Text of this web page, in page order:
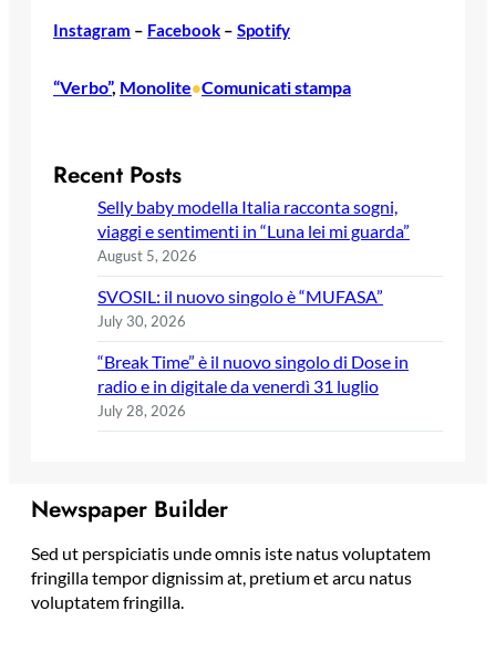
Instagram – Facebook – Spotify
“Verbo”, Monolite•Comunicati stampa
Recent Posts
Selly baby modella Italia racconta sogni,
viaggi e sentimenti in “Luna lei mi guarda”
August 5, 2026
SVOSIL: il nuovo singolo è “MUFASA”
July 30, 2026
“Break Time” è il nuovo singolo di Dose in
radio e in digitale da venerdì 31 luglio
July 28, 2026
Newspaper Builder
Sed ut perspiciatis unde omnis iste natus voluptatem
fringilla tempor dignissim at, pretium et arcu natus
voluptatem fringilla.